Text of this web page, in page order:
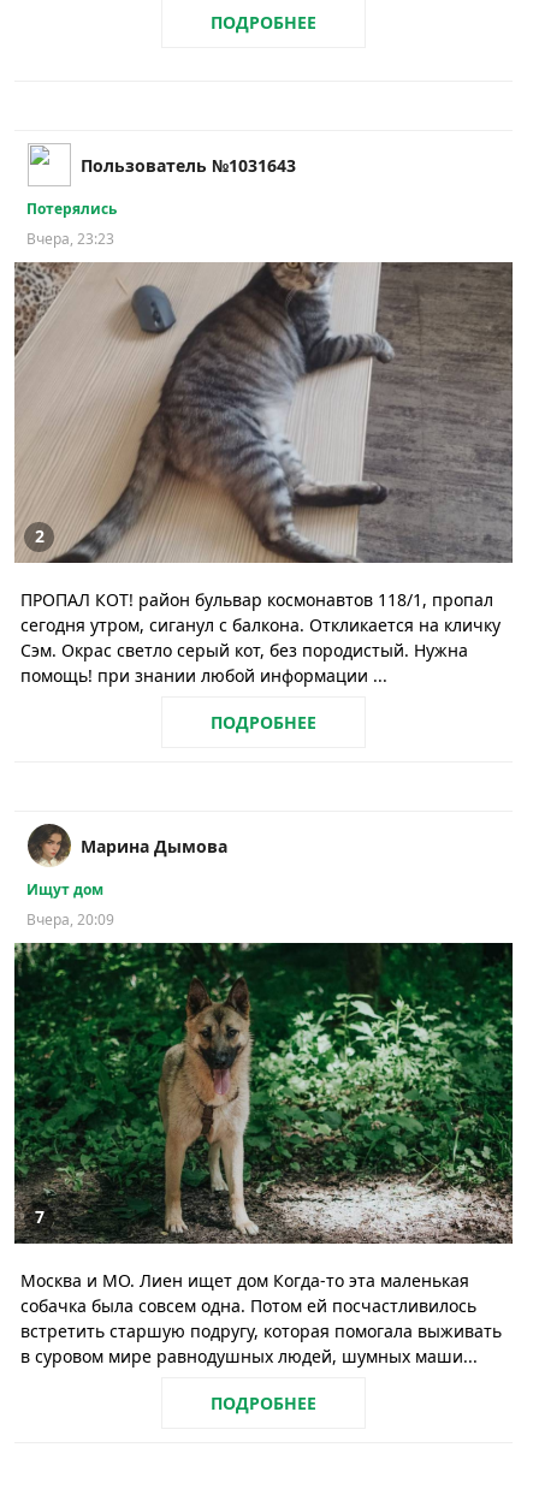
ПОДРОБНЕЕ
Пользователь №1031643
Потерялись
Вчера, 23:23
2
ПРОПАЛ КОТ! район бульвар космонавтов 118/1, пропал
сегодня утром, сиганул с балкона. Откликается на кличку
Сэм. Окрас светло серый кот, без породистый. Нужна
помощь! при знании любой информации ...
ПОДРОБНЕЕ
Марина Дымова
Ищут дом
Вчера, 20:09
7
Москва и МО. Лиен ищет дом Когда-то эта маленькая
собачка была совсем одна. Потом ей посчастливилось
встретить старшую подругу, которая помогала выживать
в суровом мире равнодушных людей, шумных маши...
ПОДРОБНЕЕ